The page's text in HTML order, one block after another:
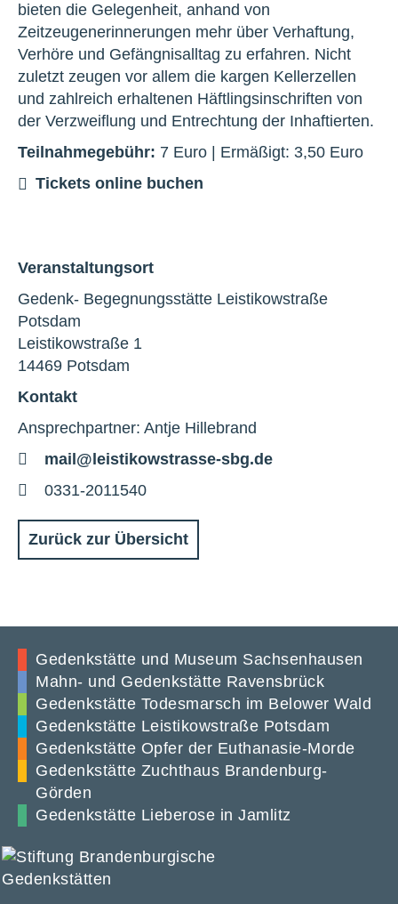
bieten die Gelegenheit, anhand von
Zeitzeugenerinnerungen mehr über Verhaftung,
Verhöre und Gefängnisalltag zu erfahren. Nicht
zuletzt zeugen vor allem die kargen Kellerzellen
und zahlreich erhaltenen Häftlingsinschriften von
der Verzweiflung und Entrechtung der Inhaftierten.
Teilnahmegebühr: 7 Euro | Ermäßigt: 3,50 Euro
Tickets online buchen
Veranstaltungsort
Gedenk- Begegnungsstätte Leistikowstraße
Potsdam
Leistikowstraße 1
14469 Potsdam
Kontakt
Ansprechpartner: Antje Hillebrand
E-
Mail
mail@leistikowstrasse-sbg.de
Telefon
0331-2011540
Zurück zur Übersicht
Gedenkstätte und Museum Sachsenhausen
Mahn- und Gedenkstätte Ravensbrück
Gedenkstätte Todesmarsch im Belower Wald
Gedenkstätte Leistikowstraße Potsdam
Gedenkstätte Opfer der Euthanasie-Morde
Gedenkstätte Zuchthaus Brandenburg-
Görden
Gedenkstätte Lieberose in Jamlitz